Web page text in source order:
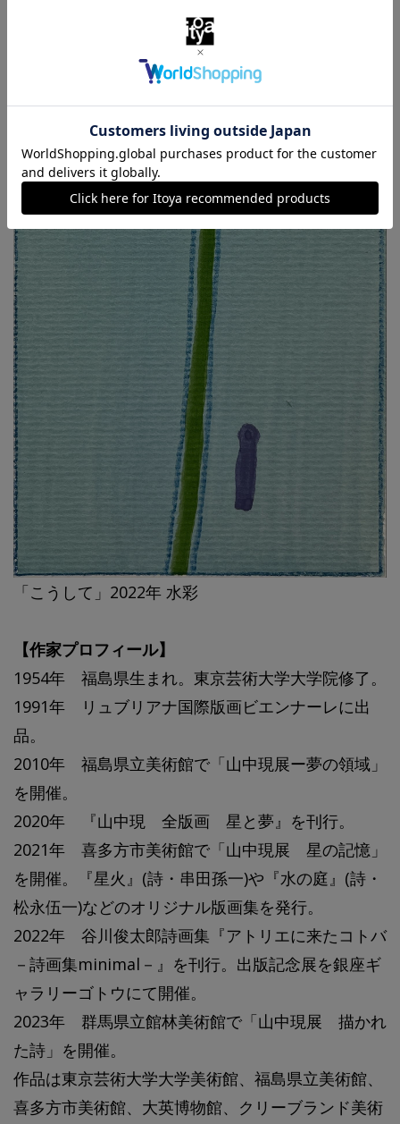
「こうして」2022年 水彩
【作家プロフィール】
1954年 福島県生まれ。東京芸術大学大学院修了。
1991年 リュブリアナ国際版画ビエンナーレに出
品。
2010年 福島県立美術館で「山中現展ー夢の領域」
を開催。
2020年 『山中現 全版画 星と夢』を刊行。
2021年 喜多方市美術館で「山中現展 星の記憶」
を開催。『星火』(詩・串田孫一)や『水の庭』(詩・
松永伍一)などのオリジナル版画集を発行。
2022年 谷川俊太郎詩画集『アトリエに来たコトバ
－詩画集minimal－』を刊行。出版記念展を銀座ギ
ャラリーゴトウにて開催。
2023年 群馬県立館林美術館で「山中現展 描かれ
た詩」を開催。
作品は東京芸術大学大学美術館、福島県立美術館、
喜多方市美術館、大英博物館、クリーブランド美術